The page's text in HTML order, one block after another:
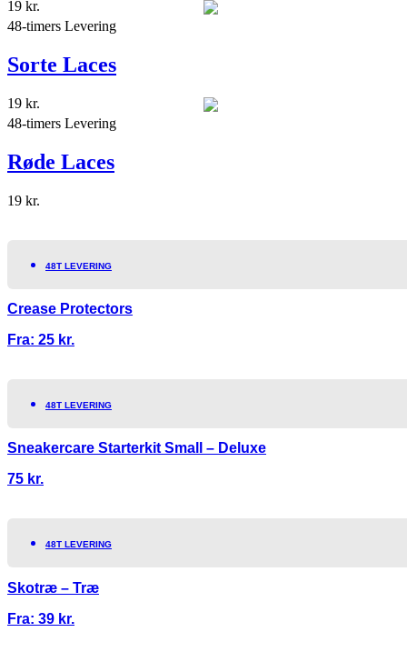
19 kr.
48-timers Levering
Sorte Laces
19 kr.
48-timers Levering
Røde Laces
19 kr.
48T LEVERING
Crease Protectors
Fra: 25 kr.
48T LEVERING
Sneakercare Starterkit Small – Deluxe
75 kr.
48T LEVERING
Skotræ – Træ
Fra: 39 kr.